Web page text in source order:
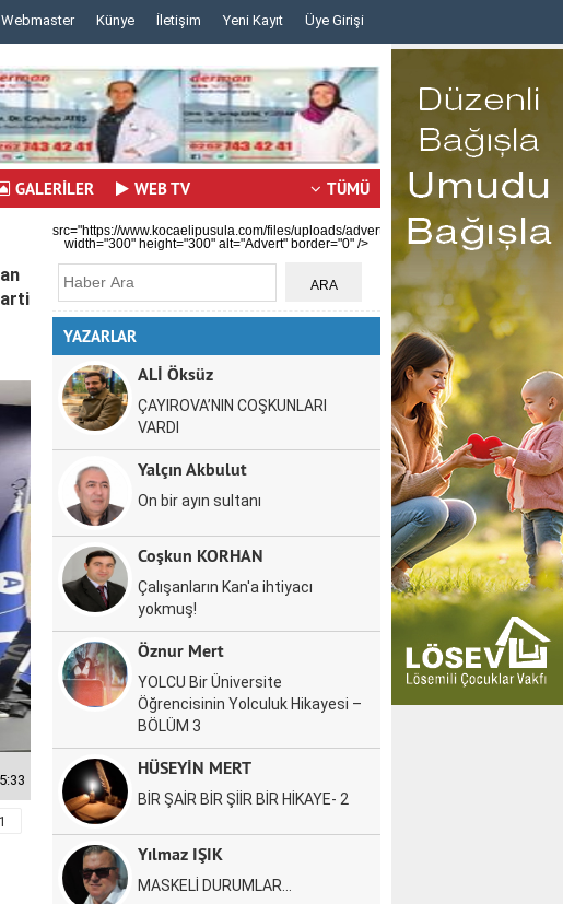
Webmaster Künye İletişim Yeni Kayıt Üye Girişi
GALERİLER WEB TV TÜMÜ
src="https://www.kocaelipusula.com/files/uploads/advert/c59b0ea80a.jpg"
width="300" height="300" alt="Advert" border="0" />
YAZARLAR
ALİ Öksüz
ÇAYIROVA’NIN COŞKUNLARI
VARDI
Yalçın Akbulut
On bir ayın sultanı
Coşkun KORHAN
Çalışanların Kan'a ihtiyacı
yokmuş!
Öznur Mert
YOLCU Bir Üniversite
Öğrencisinin Yolculuk Hikayesi –
BÖLÜM 3
HÜSEYİN MERT
BİR ŞAİR BİR ŞİİR BİR HİKAYE- 2
Yılmaz IŞIK
MASKELİ DURUMLAR…